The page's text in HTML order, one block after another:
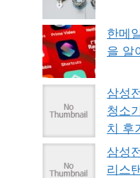
한메
을 알
삼성
청소
치 후
삼성
리스